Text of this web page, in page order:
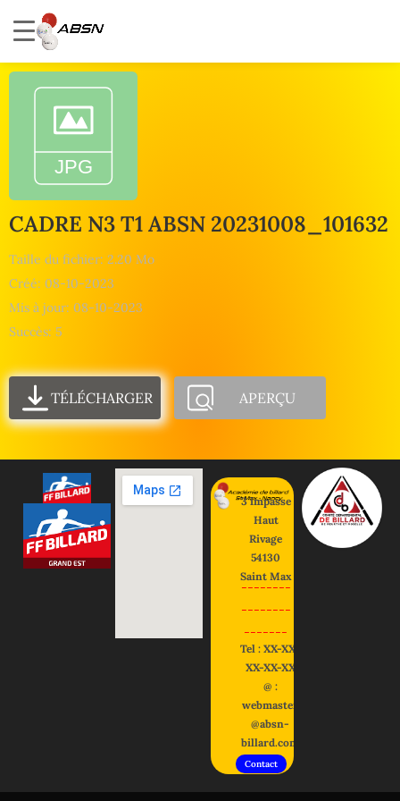
CADRE N3 T1 ABSN 20231008_101632
Taille du fichier: 2.20 Mo
Créé: 08-10-2023
Mis à jour: 08-10-2023
Succès: 5
TÉLÉCHARGER APERÇU
3 impasse
Haut
Rivage
54130
Saint Max
--------
--------
-------
Tel : XX-XX-
XX-XX-XX
@ :
webmaster
@absn-
billard.com
Contact